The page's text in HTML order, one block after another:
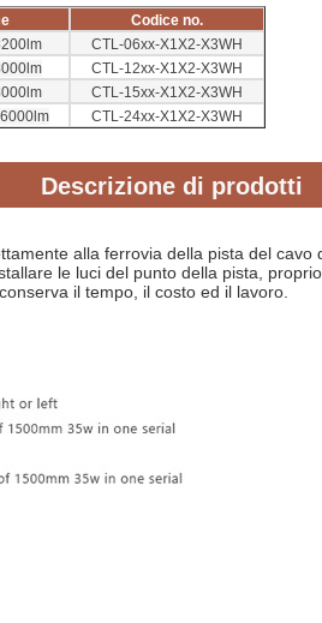
Codice no.
CTL-06xx-X1X2-X3WH
CTL-12xx-X1X2-X3WH
CTL-15xx-X1X2-X3WH
CTL-24xx-X1X2-X3WH
Descrizione di prodotti
alla ferrovia della pista del
le luci del punto della pista,
il tempo, il costo ed il lavoro.